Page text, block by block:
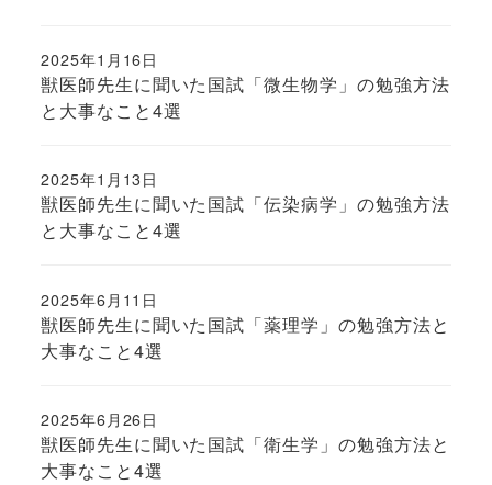
獣医師先生に聞いた国試「微生物学」の勉強方法
と大事なこと4選
投稿日
2025年1月16日
獣医師先生に聞いた国試「伝染病学」の勉強方法
と大事なこと4選
投稿日
2025年1月13日
獣医師先生に聞いた国試「薬理学」の勉強方法と
大事なこと4選
投稿日
2025年6月11日
獣医師先生に聞いた国試「衛生学」の勉強方法と
大事なこと4選
投稿日
2025年6月26日